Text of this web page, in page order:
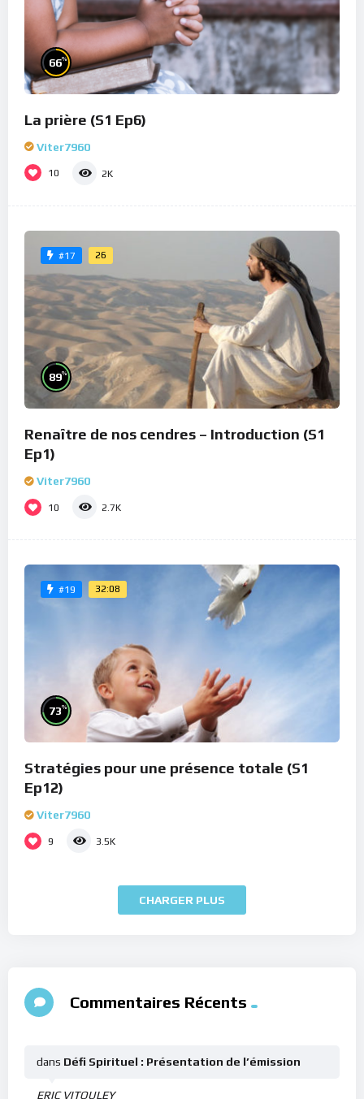
66%
La prière (S1 Ep6)
Viter7960
10 2K
#17 26
89%
Renaître de nos cendres – Introduction (S1
Ep1)
Viter7960
10 2.7K
#19 32:08
73%
Stratégies pour une présence totale (S1
Ep12)
Viter7960
9 3.5K
CHARGER PLUS
Commentaires Récents
ERIC VITOULEY
dans Défi Spirituel : Présentation de l’émission